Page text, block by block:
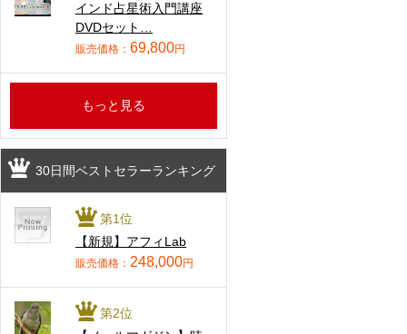
インド占星術入門講座
DVDセット…
販売価格： 69,800円
もっと見る
30日間ベストセラーランキング
第1位
【新規】アフィLab
販売価格： 248,000円
第2位